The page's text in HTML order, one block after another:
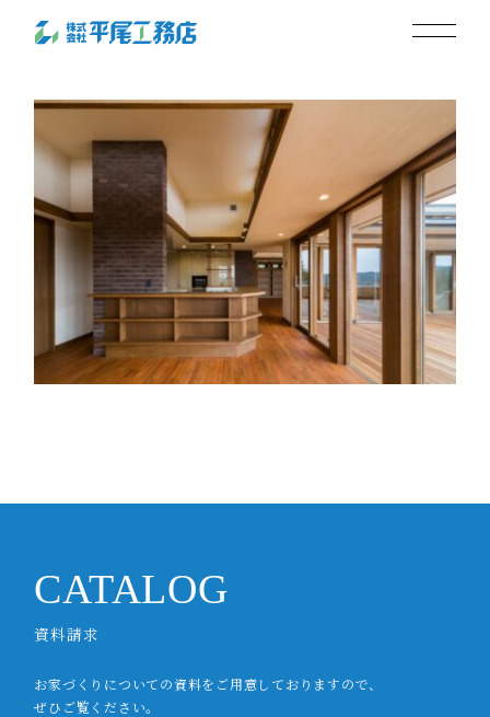
oki-3321-1
CATALOG
資料請求
お家づくりについての資料をご用意しておりますので、
ぜひご覧ください。